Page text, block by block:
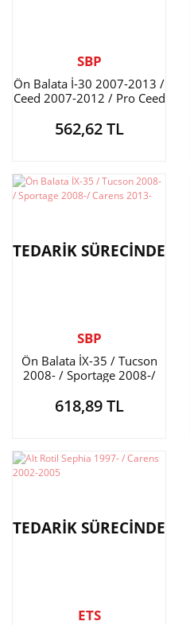
SBP
Ön Balata İ-30 2007-2013 /
Ceed 2007-2012 / Pro Ceed
2002-2006
562,62 TL
TEDARİK SÜRECİNDE
SBP
Ön Balata İX-35 / Tucson
2008- / Sportage 2008-/
618,89 TL
TEDARİK SÜRECİNDE
ETS